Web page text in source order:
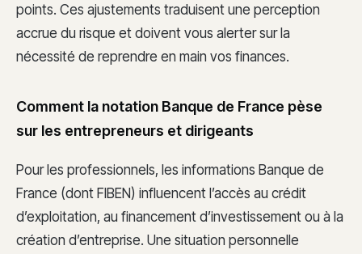
points. Ces ajustements traduisent une perception
accrue du risque et doivent vous alerter sur la
nécessité de reprendre en main vos finances.
Comment la notation Banque de France pèse
sur les entrepreneurs et dirigeants
Pour les professionnels, les informations Banque de
France (dont FIBEN) influencent l’accès au crédit
d’exploitation, au financement d’investissement ou à la
création d’entreprise. Une situation personnelle